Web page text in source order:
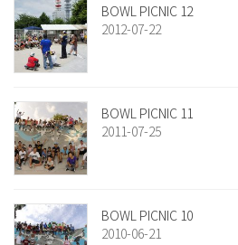
BOWL PICNIC 12
2012-07-22
BOWL PICNIC 11
2011-07-25
BOWL PICNIC 10
2010-06-21